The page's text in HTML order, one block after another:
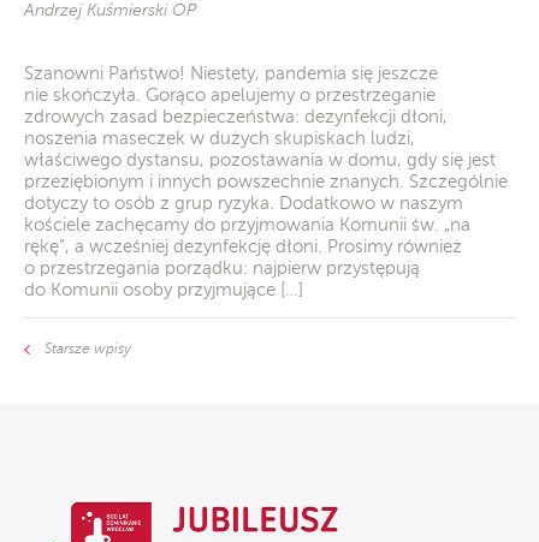
Andrzej Kuśmierski OP
Szanowni Państwo! Niestety, pandemia się jeszcze
nie skończyła. Gorąco apelujemy o przestrzeganie
zdrowych zasad bezpieczeństwa: dezynfekcji dłoni,
noszenia maseczek w dużych skupiskach ludzi,
właściwego dystansu, pozostawania w domu, gdy się jest
przeziębionym i innych powszechnie znanych. Szczególnie
dotyczy to osób z grup ryzyka. Dodatkowo w naszym
kościele zachęcamy do przyjmowania Komunii św. „na
rękę”, a wcześniej dezynfekcję dłoni. Prosimy również
o przestrzegania porządku: najpierw przystępują
do Komunii osoby przyjmujące […]
Starsze wpisy